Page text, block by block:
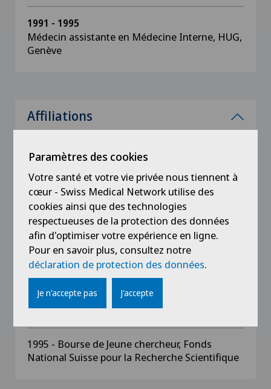
1991 - 1995
Médecin assistante en Médecine Interne, HUG,
Genève
Affiliations
Formation
Prix
1996 - Bourse de Jeune chercheur, Fonds
National Suisse pour la Recherche Scientifique
1995 - Bourse de Jeune chercheur, Fonds
National Suisse pour la Recherche Scientifique
Paramètres des cookies
Votre santé et votre vie privée nous tiennent à
cœur - Swiss Medical Network utilise des
cookies ainsi que des technologies
respectueuses de la protection des données
afin d'optimiser votre expérience en ligne.
Pour en savoir plus, consultez notre
déclaration de protection des données.
Je n'accepte pas J'accepte